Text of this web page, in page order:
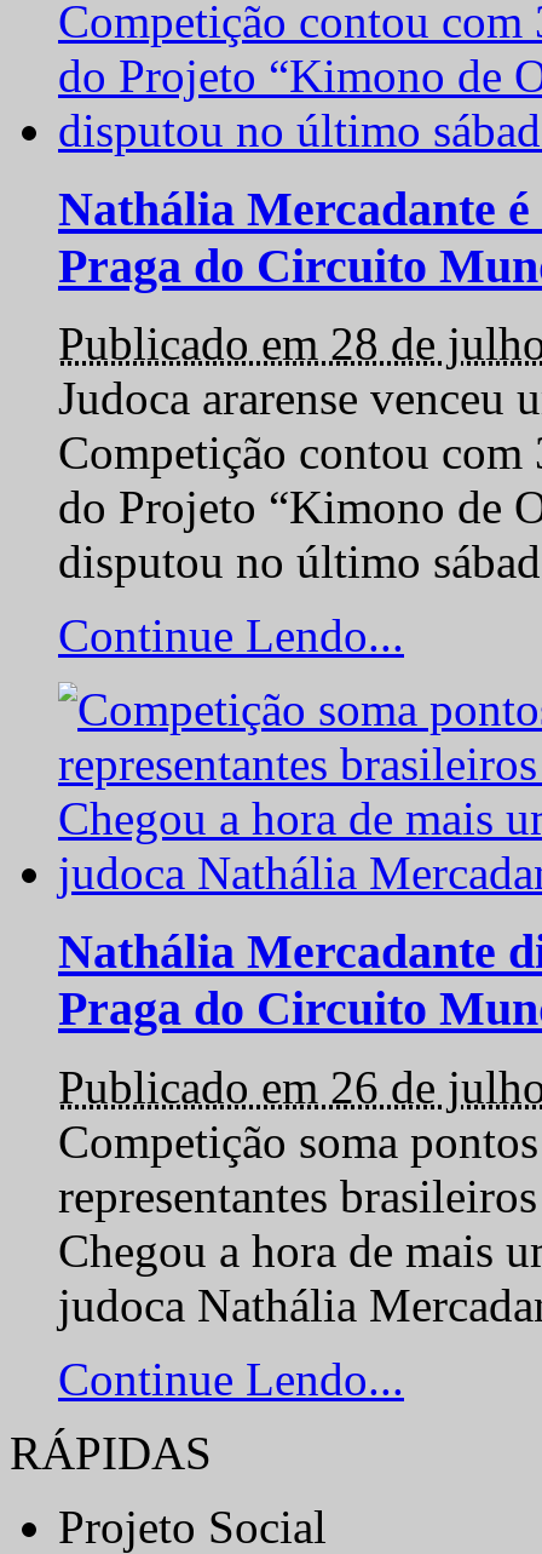
Nathália Mercadante
Praga do Circuito
Publicado em 28 de
Judoca ararense venceu
Competição contou com
do Projeto “Kimono de
disputou no último
Continue Lendo...
Nathália Mercadante
Praga do Circuito
Publicado em 26 de
Competição soma
representantes
Chegou a hora de mais
judoca Nathália
Continue Lendo...
RÁPIDAS
Projeto Social